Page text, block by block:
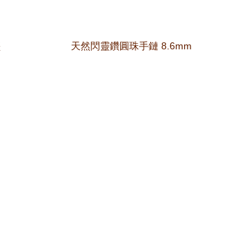
天然閃靈鑽圓珠手鏈 8.6mm